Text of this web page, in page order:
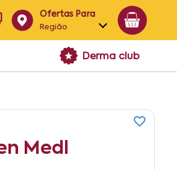
Ofertas Para
Região
Alagoas
Derma club
Medl